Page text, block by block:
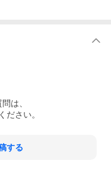
は、
ださい。
する